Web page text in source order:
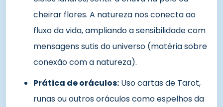
cheirar flores. A natureza nos conecta ao
fluxo da vida, ampliando a sensibilidade com
mensagens sutis do universo (matéria sobre
conexão com a natureza).
Prática de oráculos: Uso cartas de Tarot,
runas ou outros oráculos como espelhos da